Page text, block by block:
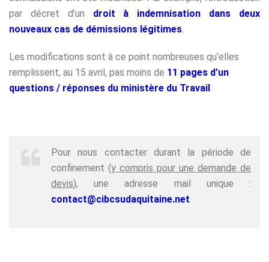
par décret d’un droit à indemnisation dans deux
nouveaux cas de démissions légitimes.
Les modifications sont à ce point nombreuses qu’elles
remplissent, au 15 avril, pas moins de 11 pages d’un
questions / réponses du ministère du Travail.
Pour nous contacter durant la période de
confinement (y compris pour une demande de
devis), une adresse mail unique :
contact@cibcsudaquitaine.net